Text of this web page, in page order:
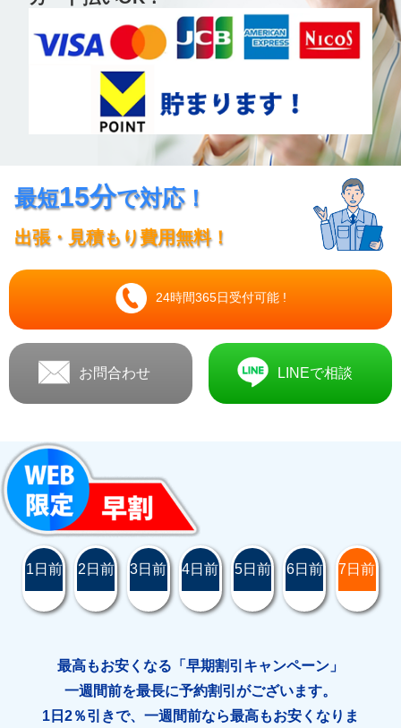
最短15分で対応！
出張・見積もり費用無料！
24時間365日受付可能 !
お問合わせ LINEで相談
1日前 2日前 3日前 4日前 5日前 6日前 7日前
最高もお安くなる「早期割引キャンペーン」
一週間前を最長に予約割引がございます。
1日2％引きで、一週間前なら最高もお安くなりま